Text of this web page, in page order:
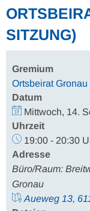
SITZUNG)
Gremium
Ortsbeirat Gronau
Datum
Mittwoch, 14.
Uhrzeit
19:00 - 20:30
Adresse
Büro/Raum:
Gronau
Aueweg 13,